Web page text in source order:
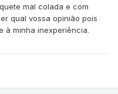
mal colada e com
qual vossa opinião pois
à minha inexperiência.